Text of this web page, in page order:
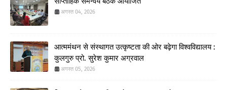
अगस्त 04, 2026
आत्ममंथन से संस्थागत उत्कृष्टता की ओर बढ़ेगा विश्वविद्यालय :
कुलगुरु प्रो. सुरेश कुमार अग्रवाल
अगस्त 05, 2026